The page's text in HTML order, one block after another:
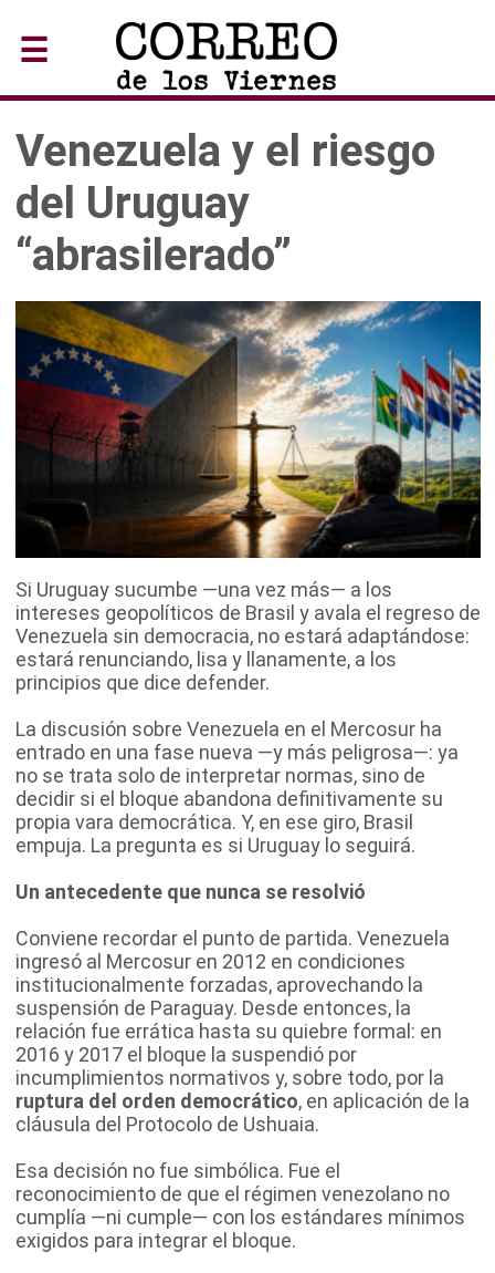
☰
Venezuela y el riesgo
del Uruguay
“abrasilerado”
Si Uruguay sucumbe —una vez más— a los
intereses geopolíticos de Brasil y avala el regreso de
Venezuela sin democracia, no estará adaptándose:
estará renunciando, lisa y llanamente, a los
principios que dice defender.
La discusión sobre Venezuela en el Mercosur ha
entrado en una fase nueva —y más peligrosa—: ya
no se trata solo de interpretar normas, sino de
decidir si el bloque abandona definitivamente su
propia vara democrática. Y, en ese giro, Brasil
empuja. La pregunta es si Uruguay lo seguirá.
Un antecedente que nunca se resolvió
Conviene recordar el punto de partida. Venezuela
ingresó al Mercosur en 2012 en condiciones
institucionalmente forzadas, aprovechando la
suspensión de Paraguay. Desde entonces, la
relación fue errática hasta su quiebre formal: en
2016 y 2017 el bloque la suspendió por
incumplimientos normativos y, sobre todo, por la
ruptura del orden democrático, en aplicación de la
cláusula del Protocolo de Ushuaia.
Esa decisión no fue simbólica. Fue el
reconocimiento de que el régimen venezolano no
cumplía —ni cumple— con los estándares mínimos
exigidos para integrar el bloque.